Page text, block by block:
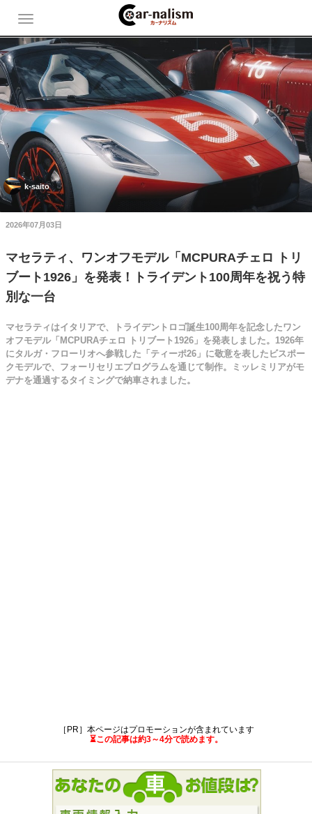
k-saito
2026年07月03日
マセラティ、ワンオフモデル「MCPURAチェロ トリ
ブート1926」を発表！トライデント100周年を祝う特
別な一台
マセラティはイタリアで、トライデントロゴ誕生100周年を記念したワン
オフモデル「MCPURAチェロ トリブート1926」を発表しました。1926年
にタルガ・フローリオへ参戦した「ティーポ26」に敬意を表したビスポー
クモデルで、フォーリセリエプログラムを通じて制作。ミッレミリアがモ
デナを通過するタイミングで納車されました。
［PR］本ページはプロモーションが含まれています
⏳この記事は約3～4分で読めます。